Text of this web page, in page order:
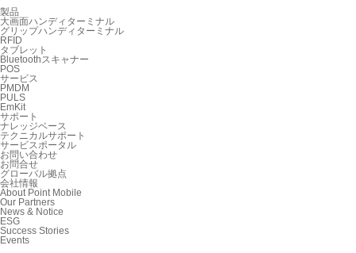
製品
大画面ハンディターミナル
グリップハンディターミナル
RFID
タブレット
Bluetoothスキャナー
POS
サービス
PMDM
PULS
EmKit
サポート
ナレッジベース
テクニカルサポート
サービスポータル
お問い合わせ
お問合せ
グローバル拠点
会社情報
About Point Mobile
Our Partners
News & Notice
ESG
Success Stories
Events